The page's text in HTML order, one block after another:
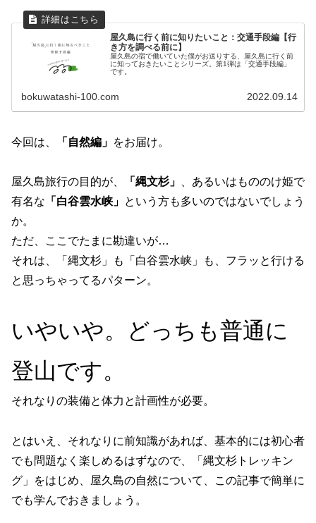
屋久島に行く前に知りたいこと：交通手段編【行
き方を調べる前に】
屋久島の宿で働いていた僕がお送りする、屋久島に行く前
に知っておきたいことシリーズ。第1弾は「交通手段編」
です。
bokuwatashi-100.com 2022.09.14
今回は、 「自然編」 をお届け。
屋久島旅行の目的が、 「縄文杉」 、あるいはもののけ姫で
有名な 「白谷雲水峡」 という方も多いのではないでしょう
か。
ただ、ここでたまに勘違いが…
それは、「縄文杉」も「白谷雲水峡」も、フラッと行ける
と思っちゃってるパターン。
いやいや。どっちも普通に
登山です。
それなりの装備と体力と計画性が必要。
とはいえ、それなりに前知識があれば、基本的には初心者
でも問題なく楽しめるはずなので、「縄文杉トレッキン
グ」をはじめ、屋久島の自然について、この記事で簡単に
でも学んでおきましょう。